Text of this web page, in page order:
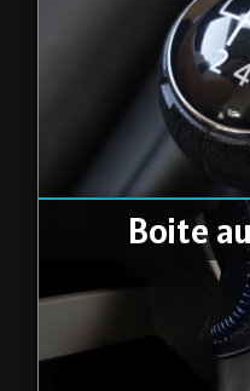
Boite